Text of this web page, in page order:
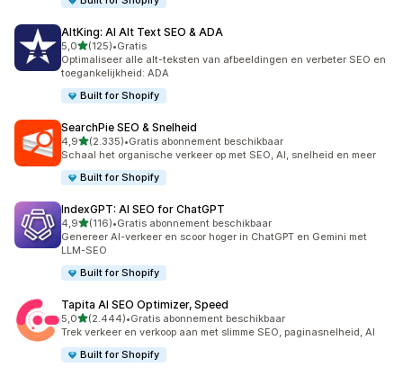
AltKing: AI Alt Text SEO & ADA
5,0van 5 sterren
(125)
125 recensies in totaal
•Gratis
Optimaliseer alle alt-teksten van afbeeldingen en verbeter SEO en
toegankelijkheid: ADA
Built for Shopify
SearchPie SEO & Snelheid
4,9van 5 sterren
(2.335)
2335 recensies in totaal
•Gratis abonnement beschikbaar
Schaal het organische verkeer op met SEO, AI, snelheid en meer
Built for Shopify
IndexGPT: AI SEO for ChatGPT
4,9van 5 sterren
(116)
116 recensies in totaal
•Gratis abonnement beschikbaar
Genereer AI-verkeer en scoor hoger in ChatGPT en Gemini met
LLM-SEO
Built for Shopify
Tapita AI SEO Optimizer, Speed
5,0van 5 sterren
(2.444)
2444 recensies in totaal
•Gratis abonnement beschikbaar
Trek verkeer en verkoop aan met slimme SEO, paginasnelheid, AI
Built for Shopify